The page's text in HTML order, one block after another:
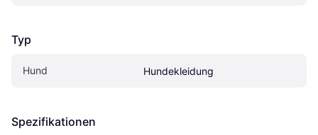
Typ
Hund Hundekleidung
Spezifikationen